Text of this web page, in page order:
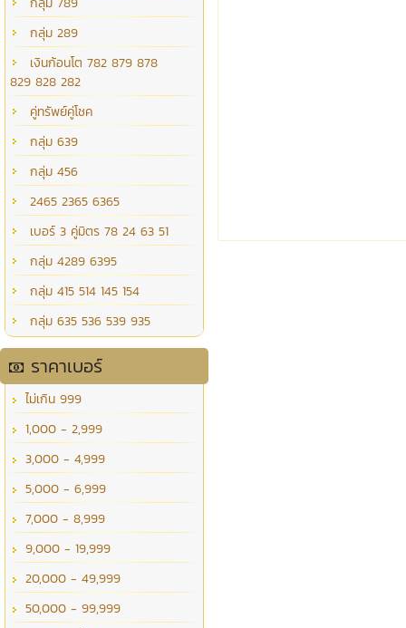
กลุ่ม 289
เงินก้อนโต 782 879 878
829 828 282
คู่ทรัพย์คู่โชค
กลุ่ม 639
กลุ่ม 456
2465 2365 6365
เบอร์ 3 คู่มิตร 78 24 63 51
กลุ่ม 4289 6395
กลุ่ม 415 514 145 154
กลุ่ม 635 536 539 935
ราคาเบอร์
ไม่เกิน 999
1,000 - 2,999
3,000 - 4,999
5,000 - 6,999
7,000 - 8,999
9,000 - 19,999
20,000 - 49,999
50,000 - 99,999